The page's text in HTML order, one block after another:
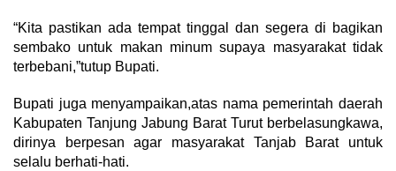
“Kita pastikan ada tempat tinggal dan segera di bagikan
sembako untuk makan minum supaya masyarakat tidak
terbebani,”tutup Bupati.
Bupati juga menyampaikan,atas nama pemerintah daerah
Kabupaten Tanjung Jabung Barat Turut berbelasungkawa,
dirinya berpesan agar masyarakat Tanjab Barat untuk
selalu berhati-hati.